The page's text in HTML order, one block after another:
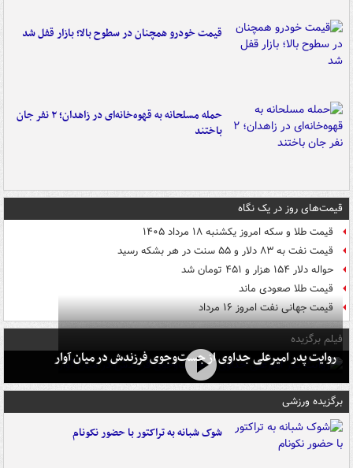
قیمت خودرو همچنان در سطوح بالا؛ بازار قفل شد
حمله مسلحانه به قهوه‌خانه‌ای در زاهدان؛ ۲ نفر جان
باختند
قیمت‌های روز در یک نگاه
قیمت طلا و سکه امروز یکشنبه ۱۸ مرداد ۱۴۰۵
قیمت نفت به ۸۳ دلار و ۵۵ سنت در هر بشکه رسید
حواله دلار ۱۵۴ هزار و ۴۵۱ تومان شد
قیمت طلا صعودی ماند
قیمت جهانی نفت امروز ۱۶ مرداد
فیلم برگزیده
روایت پدر امیرعلی جداوی از جست‌وجوی فرزندش در میان آوار
برگزیده ورزشی
شوک شبانه به تراکتور با حضور نکونام